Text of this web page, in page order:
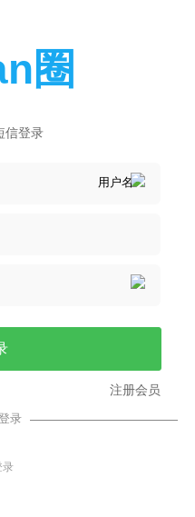
圈
信登录
注册会员
录
录